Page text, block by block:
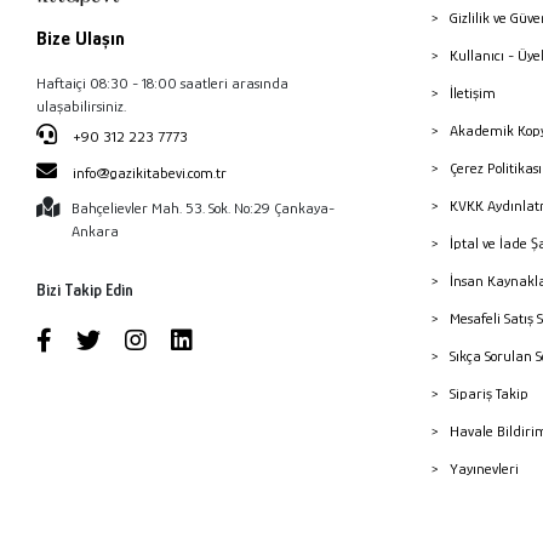
Özhan ŞİMŞEK
Özlem DARCANSOY İŞERİ
Remziye Deveci
Seda NEMLİ
Bize Ulaşın
Haftaiçi 08:30 - 18:00 saatleri arasında
ulaşabilirsiniz.
+90 312 223 7773
info@gazikitabevi.com.tr
Bahçelievler Mah. 53. Sok. No:29 Çankaya-
Ankara
Bizi Takip Edin
Gizlilik ve
Kullanıcı -
İletişim
Akademik
Çerez
KVKK
İptal ve İade
İnsan
Mesafeli Satış
Sıkça Sorulan
Sipariş Takip
Havale
Yayınevleri